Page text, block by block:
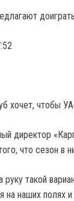
хочет, чтобы
директор
что сезон
руку такой
на наших полях